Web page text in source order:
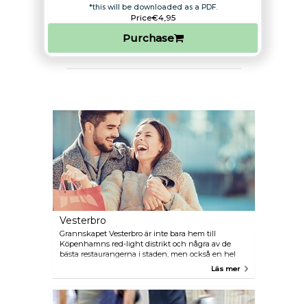
*this will be downloaded as a PDF.
Price€4,95
Purchase
Vesterbro
Grannskapet Vesterbro är inte bara hem till
Köpenhamns red-light distrikt och några av de
bästa restaurangerna i staden, men också en hel
del secondhandbutiker och klädbutiker som säkert
alla.
Läs mer